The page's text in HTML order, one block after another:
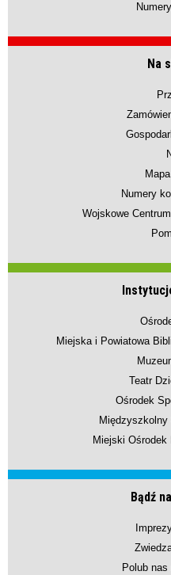
Na
Numery
Wojskowe
Miejska i Powiatowa
Teatr
Ośrodek
Miejski Ośrodek
Bądź
Polub